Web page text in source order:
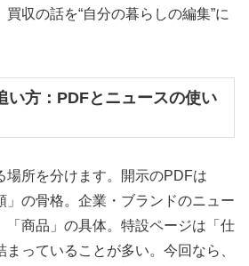
収の話を“自分の暮らしの編集”に
い方：PDFとニュースの使い
場所を分けます。開示のPDFは
」の骨格。企業・ブランドのニュー
「商品」の具体。特設ページは「仕
っていることが多い。今回なら、